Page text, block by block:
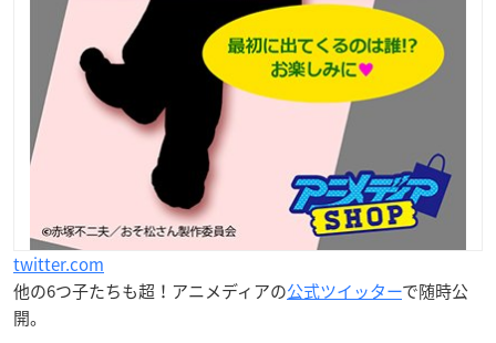
twitter.com
他の6つ子たちも超！アニメディアの公式ツイッターで随時公
開。